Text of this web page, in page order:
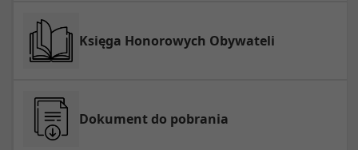
Księga Honorowych Obywateli
Dokument do pobrania